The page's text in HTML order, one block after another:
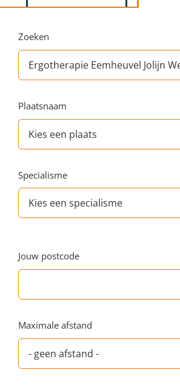
Zoeken
Plaatsnaam
Specialisme
Jouw postcode
Maximale afstand